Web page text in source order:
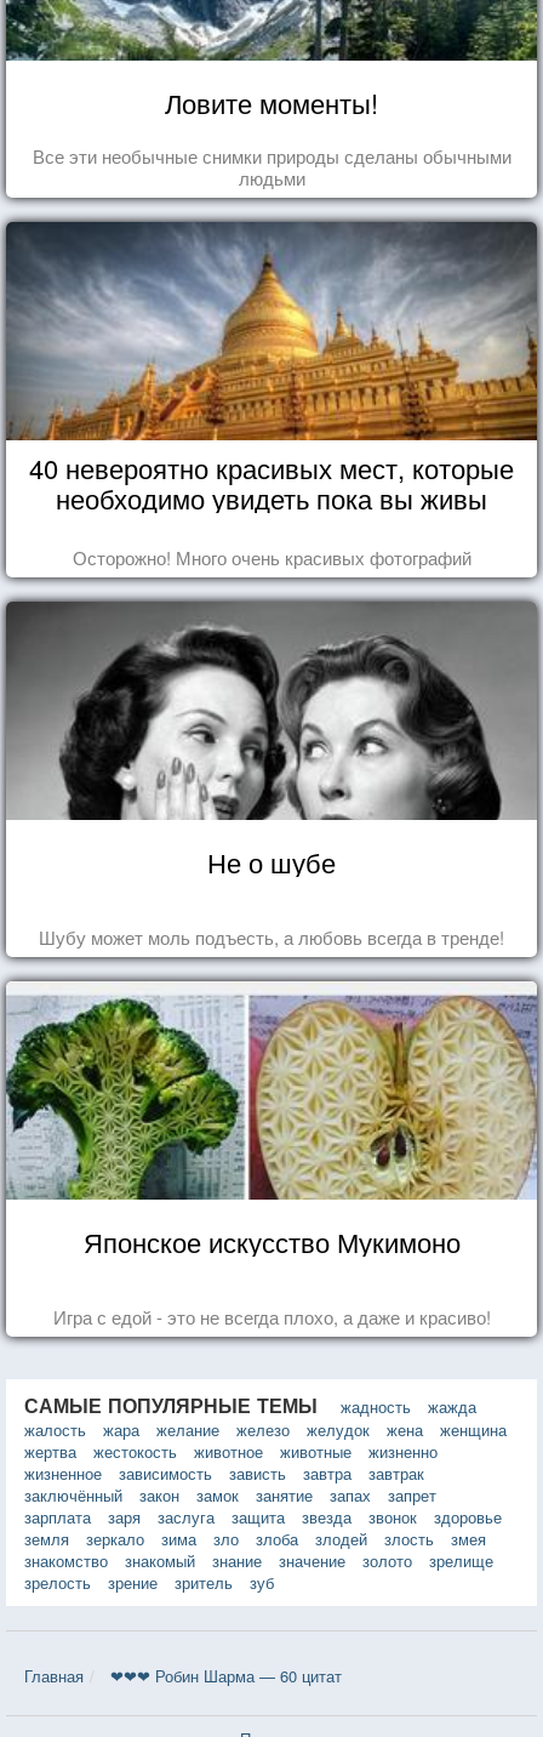
Ловите моменты!
Все эти необычные снимки природы сделаны обычными
людьми
40 невероятно красивых мест, которые
необходимо увидеть пока вы живы
Осторожно! Много очень красивых фотографий
Не о шубе
Шубу может моль подъесть, а любовь всегда в тренде!
Японское искусство Мукимоно
Игра с едой - это не всегда плохо, а даже и красиво!
САМЫЕ ПОПУЛЯРНЫЕ ТЕМЫ жадность
жажда
жалость
жара желание железо желудок жена
женщина
жертва
жестокость животное животные
жизненно
жизненное
зависимость зависть завтра
завтрак
заключённый
закон замок занятие запах
запрет
зарплата
заря заслуга защита звезда звонок
здоровье
земля
зеркало зима зло злоба злодей злость
змея
знакомство
знакомый знание значение золото
зрелище
зрелость
зрение зритель зуб
Главная ❤❤❤ Робин Шарма — 60 цитат